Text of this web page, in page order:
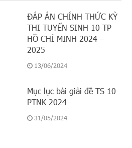
ĐÁP ÁN CHÍNH THỨC KỲ
THI TUYỂN SINH 10 TP
HỒ CHÍ MINH 2024 –
2025
13/06/2024
Mục lục bài giải đề TS 10
PTNK 2024
31/05/2024